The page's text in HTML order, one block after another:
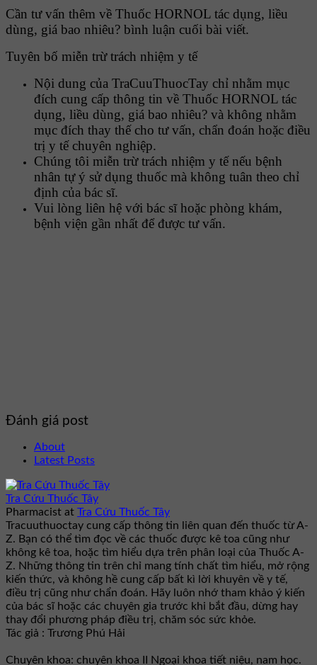
Cần tư vấn thêm về Thuốc HORNOL tác dụng, liều
dùng, giá bao nhiêu? bình luận cuối bài viết.
Tuyên bố miễn trừ trách nhiệm y tế
Nội dung của TraCuuThuocTay chỉ nhằm mục
đích cung cấp thông tin về Thuốc HORNOL tác
dụng, liều dùng, giá bao nhiêu? và không nhằm
mục đích thay thế cho tư vấn, chẩn đoán hoặc điều
trị y tế chuyên nghiệp.
Chúng tôi miễn trừ trách nhiệm y tế nếu bệnh
nhân tự ý sử dụng thuốc mà không tuân theo chỉ
định của bác sĩ.
Vui lòng liên hệ với bác sĩ hoặc phòng khám,
bệnh viện gần nhất để được tư vấn.
Đánh giá post
About
Latest Posts
Tra Cứu Thuốc Tây
Pharmacist at Tra Cứu Thuốc Tây
Tracuuthuoctay cung cấp thông tin liên quan đến thuốc từ A-
Z. Bạn có thể tìm đọc về các thuốc được kê toa cũng như
không kê toa, hoặc tìm hiểu dựa trên phân loại của Thuốc A-
Z. Những thông tin trên chỉ mang tính chất tìm hiểu, mở rộng
kiến thức, và không hề cung cấp bất kì lời khuyên về y tế,
điều trị cũng như chẩn đoán. Hãy luôn nhớ tham khảo ý kiến
của bác sĩ hoặc các chuyên gia trước khi bắt đầu, dừng hay
thay đổi phương pháp điều trị, chăm sóc sức khỏe.
Tác giả : Trương Phú Hải
Chuyên khoa: chuyên khoa II Ngoại khoa tiết niệu, nam học.